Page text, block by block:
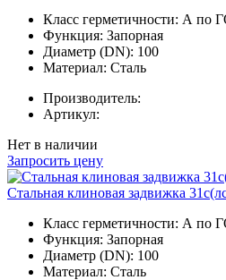
Класс герметичности: А по
Функция: Запорная
Диаметр (DN): 100
Материал: Сталь
Производитель:
Артикул:
Нет в наличии
Запросить цену
Стальная клиновая задвижка
Класс герметичности: А по
Функция: Запорная
Диаметр (DN): 100
Материал: Сталь